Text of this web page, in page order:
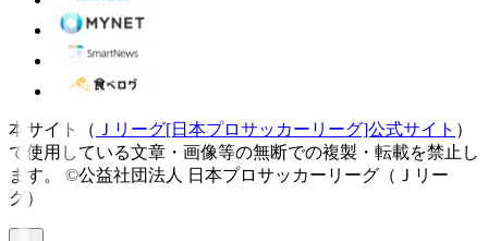
本サイト（ Ｊリーグ[日本プロサッカーリーグ]公式サイト ）
で使用している文章・画像等の無断での複製・転載を禁止し
ます。
©公益社団法人 日本プロサッカーリーグ（Ｊリー
グ）